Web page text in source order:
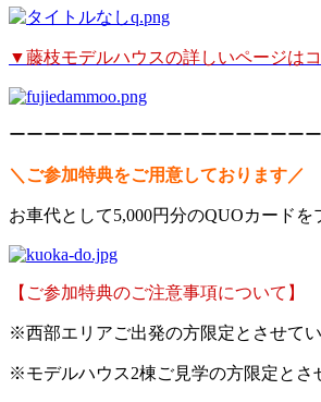
▼藤枝モデルハウスの詳しいページは
ーーーーーーーーーーーーーーーーーー
＼ご参加特典をご用意しております／
お車代として5,000円分のQUOカードを
【ご参加特典のご注意事項について】
※西部エリアご出発の方限定とさせてい
※モデルハウス2棟ご見学の方限定とさ